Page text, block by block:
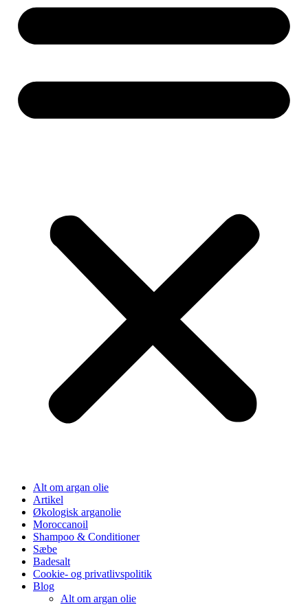
Alt om argan olie
Artikel
Økologisk arganolie
Moroccanoil
Shampoo & Conditioner
Sæbe
Badesalt
Cookie- og privatlivspolitik
Blog
Alt om argan olie